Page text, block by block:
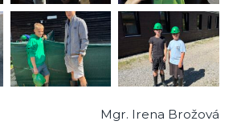
Mgr. Irena Brožová